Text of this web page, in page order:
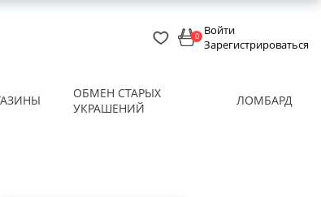
0 Войти
Зарегистрироваться
ОБМЕН СТАРЫХ
УКРАШЕНИЙ
ЛОМБАРД